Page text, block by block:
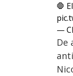
🛑
—
De